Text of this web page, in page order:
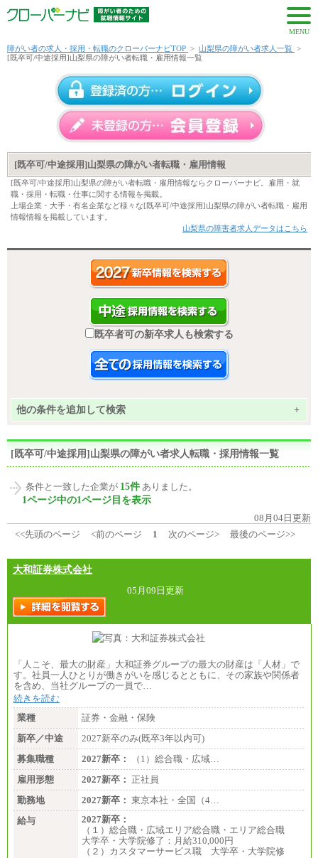
MENU
障がい者の求人・採用・転職のクローバーナビTOP > 山梨県の障がい者求人一覧 >
[既卒可/中途採用]山梨県の障がい者転職・雇用情報一覧
[既卒可/中途採用]山梨県の障がい者転職・雇用情報
[既卒可/中途採用]山梨県の障がい者転職・雇用情報ならクローバーナビ。雇用・就
職・採用・転職・仕事に関する情報を掲載。
上場企業・大手・有名企業など様々な[既卒可/中途採用]山梨県の障がい者転職・雇用
情報情報を掲載しています。
山梨県の障害者求人データはこちら
既卒者可の新卒求人も検索する
他の条件を追加して検索 +
[既卒可/中途採用]山梨県の障がい者求人転職・採用情報一覧
条件と一致した企業が 15件 ありました。
1ページ中の1ページ目を表示
08月04日更新
<<先頭のページ
<前のページ 1 次のページ> 最後のページ>>
大和証券株式会社
05月09日更新
「人こそ、最大の財産」大和証券グループの最大の財産は「人材」で
す。社員一人ひとりが働きがいを感じるとともに、その家族や関係者
を含め、当社グループの一員で…
続きを読む
業種
証券・金融・保険
新卒／中途
2027新卒のみ(既卒3年以内可)
募集職種
2027新卒：
（1）総合職・広域…
雇用形態
2027新卒： 正社員
勤務地
2027新卒： 東京本社・全国（4…
給与
2027新卒：
（１）総合職・広域エリア総合職・エリア総合職
大学卒・大学院修了：月給310,000円
（２）カスタマーサービス職 大学卒・大学院修